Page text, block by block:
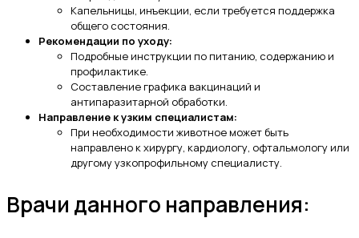
Капельницы, инъекции, если требуется поддержка
общего состояния.
Рекомендации по уходу:
Подробные инструкции по питанию, содержанию и
профилактике.
Составление графика вакцинаций и
антипаразитарной обработки.
Направление к узким специалистам:
При необходимости животное может быть
направлено к хирургу, кардиологу, офтальмологу или
другому узкопрофильному специалисту.
Врачи данного направления: